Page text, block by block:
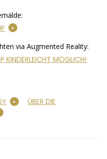
via Augmented Reality:
KINDERLEICHT MÖGLICH!
ÜBER DIE